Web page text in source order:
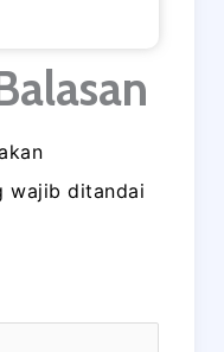
wajib ditandai